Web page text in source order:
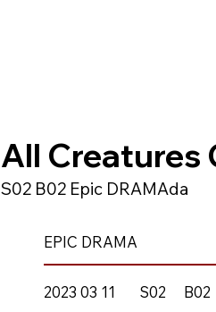
All Creatures
S02 B02 Epic DRAMAda
EPIC DRAMA
2023 03 11 S02 B02